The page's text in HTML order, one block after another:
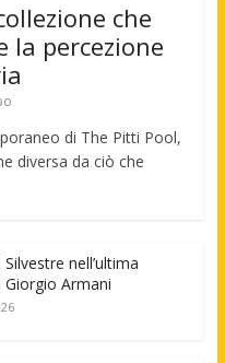
che
la percezione
di The Pitti Pool,
diversa da ciò che
nell’ultima
Armani